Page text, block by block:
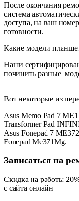
После окончания
система
доступа, на ваш
готовности.
Какие модели
Наши
починить разные
Вот некоторые из
Asus Memo Pad 7
Transformer Pad
Asus Fonepad 7
Fonepad Me371Mg.
Записаться на
Cкидка на работы
с сайта онлайн